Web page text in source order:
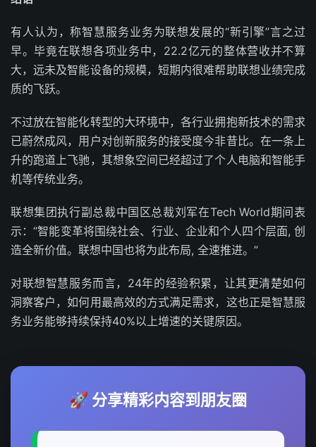
有人认为，称智慧服务业务为联想发展的“新引擎”言之过
早。毕竟在联想各项业务中，22.2亿元的整体营收并不算
大，远未及智能设备的规模，短期内很难帮助联想业绩完成
质的飞跃。
不过放在智能化转型的大环境中，各行业拥抱新技术的需求
已蔚然成风，用户对创新服务的接受度今非昔比。在一条上
升的跑道上飞驰，其想象空间已经超过了个人电脑和智能手
机等传统业务。
联想集团执行副总裁中国区总裁刘军在Tech World期间表
示：“智能变革将围绕社会、行业、企业和个人四个层面, 创
造全新价值。联想中国也将为此布局, 全速推进。”
对联想智慧服务而言，24年的经验积累，让其更清楚如何
洞察客户，如何用最高效的方式满足需求，这也正是智慧服
务业务能够持续保持40%以上增速的关键原因。
🚀 分享精彩内容到朋友圈